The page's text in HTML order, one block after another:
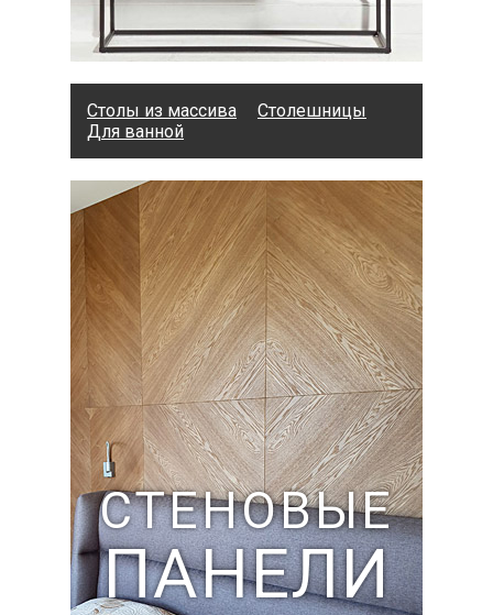
Столы из массива
Столешницы
Для ванной
СТЕНОВЫЕ
ПАНЕЛИ